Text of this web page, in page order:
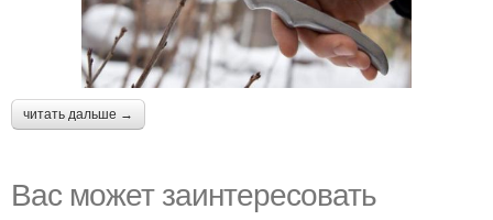
читать дальше →
Вас может заинтересовать